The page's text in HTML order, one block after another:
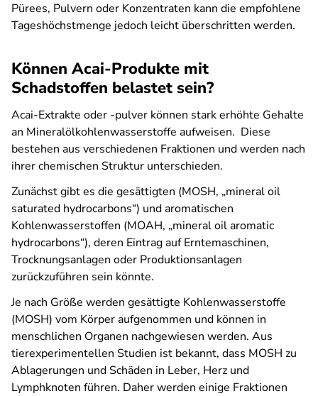
Pürees, Pulvern oder Konzentraten kann die empfohlene
Tageshöchstmenge jedoch leicht überschritten werden.
Können Acai-Produkte mit
Schadstoffen belastet sein?
Acai-Extrakte oder -pulver können stark erhöhte Gehalte
an Mineralölkohlenwasserstoffe aufweisen. Diese
bestehen aus verschiedenen Fraktionen und werden nach
ihrer chemischen Struktur unterschieden.
Zunächst gibt es die gesättigten (MOSH, „mineral oil
saturated hydrocarbons“) und aromatischen
Kohlenwasserstoffen (MOAH, „mineral oil aromatic
hydrocarbons“), deren Eintrag auf Erntemaschinen,
Trocknungsanlagen oder Produktionsanlagen
zurückzuführen sein könnte.
Je nach Größe werden gesättigte Kohlenwasserstoffe
(MOSH) vom Körper aufgenommen und können in
menschlichen Organen nachgewiesen werden. Aus
tierexperimentellen Studien ist bekannt, dass MOSH zu
Ablagerungen und Schäden in Leber, Herz und
Lymphknoten führen. Daher werden einige Fraktionen